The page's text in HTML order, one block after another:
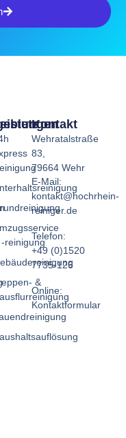
reinigung
&
Kontakt
Wehratalstraße
83,
79664 Wehr
E-Mail:
kontakt@hochrhein-
reiniger.de
Telefon:
+49 (0)1520
7735-126
Online:
Kontaktformular